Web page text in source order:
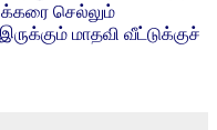
செல்லும்
மாதவி வீட்டுக்குச்